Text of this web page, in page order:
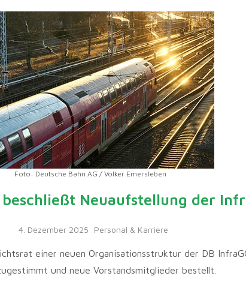
Foto: Deutsche Bahn AG / Volker Emersleben
Neuaufstellung der
4. Dezember 2025 Personal & Karriere
einer neuen Organisationsstruktur der DB
und neue Vorstandsmitglieder bestellt.